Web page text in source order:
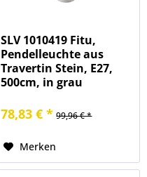
SLV 1010419 Fitu,
Pendelleuchte aus
Travertin Stein, E27,
500cm, in grau
78,83 € * 99,96 € *
Merken